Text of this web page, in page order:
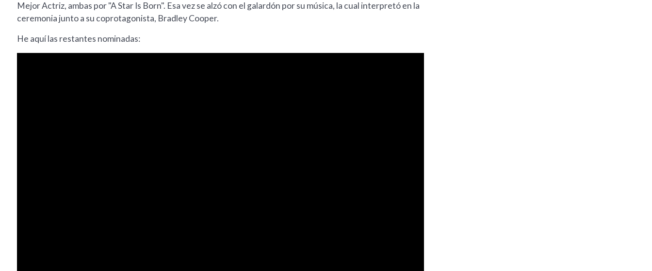
Mejor Actriz, ambas por "A Star Is Born". Esa vez se alzó con el galardón por su música, la cual interpretó en la
ceremonia junto a su coprotagonista, Bradley Cooper.
He aquí las restantes nominadas: